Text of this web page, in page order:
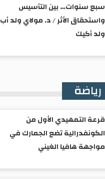
سبع سنوات… بين التأسيس
واستحقاق الأثر / د. مولاي ولد أب
ولد أكيك
رياضة
قرعة التمهيدي الأول من
الكونفدرالية تضع الجمارك في
مواجهة هافيا الغيني